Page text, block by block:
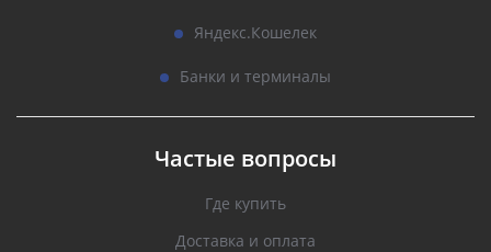
Яндекс.Кошелек
Банки и терминалы
Частые вопросы
Где купить
Доставка и оплата